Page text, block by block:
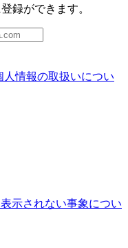
録ができます。
情報の取扱いについ
示されない事象につい